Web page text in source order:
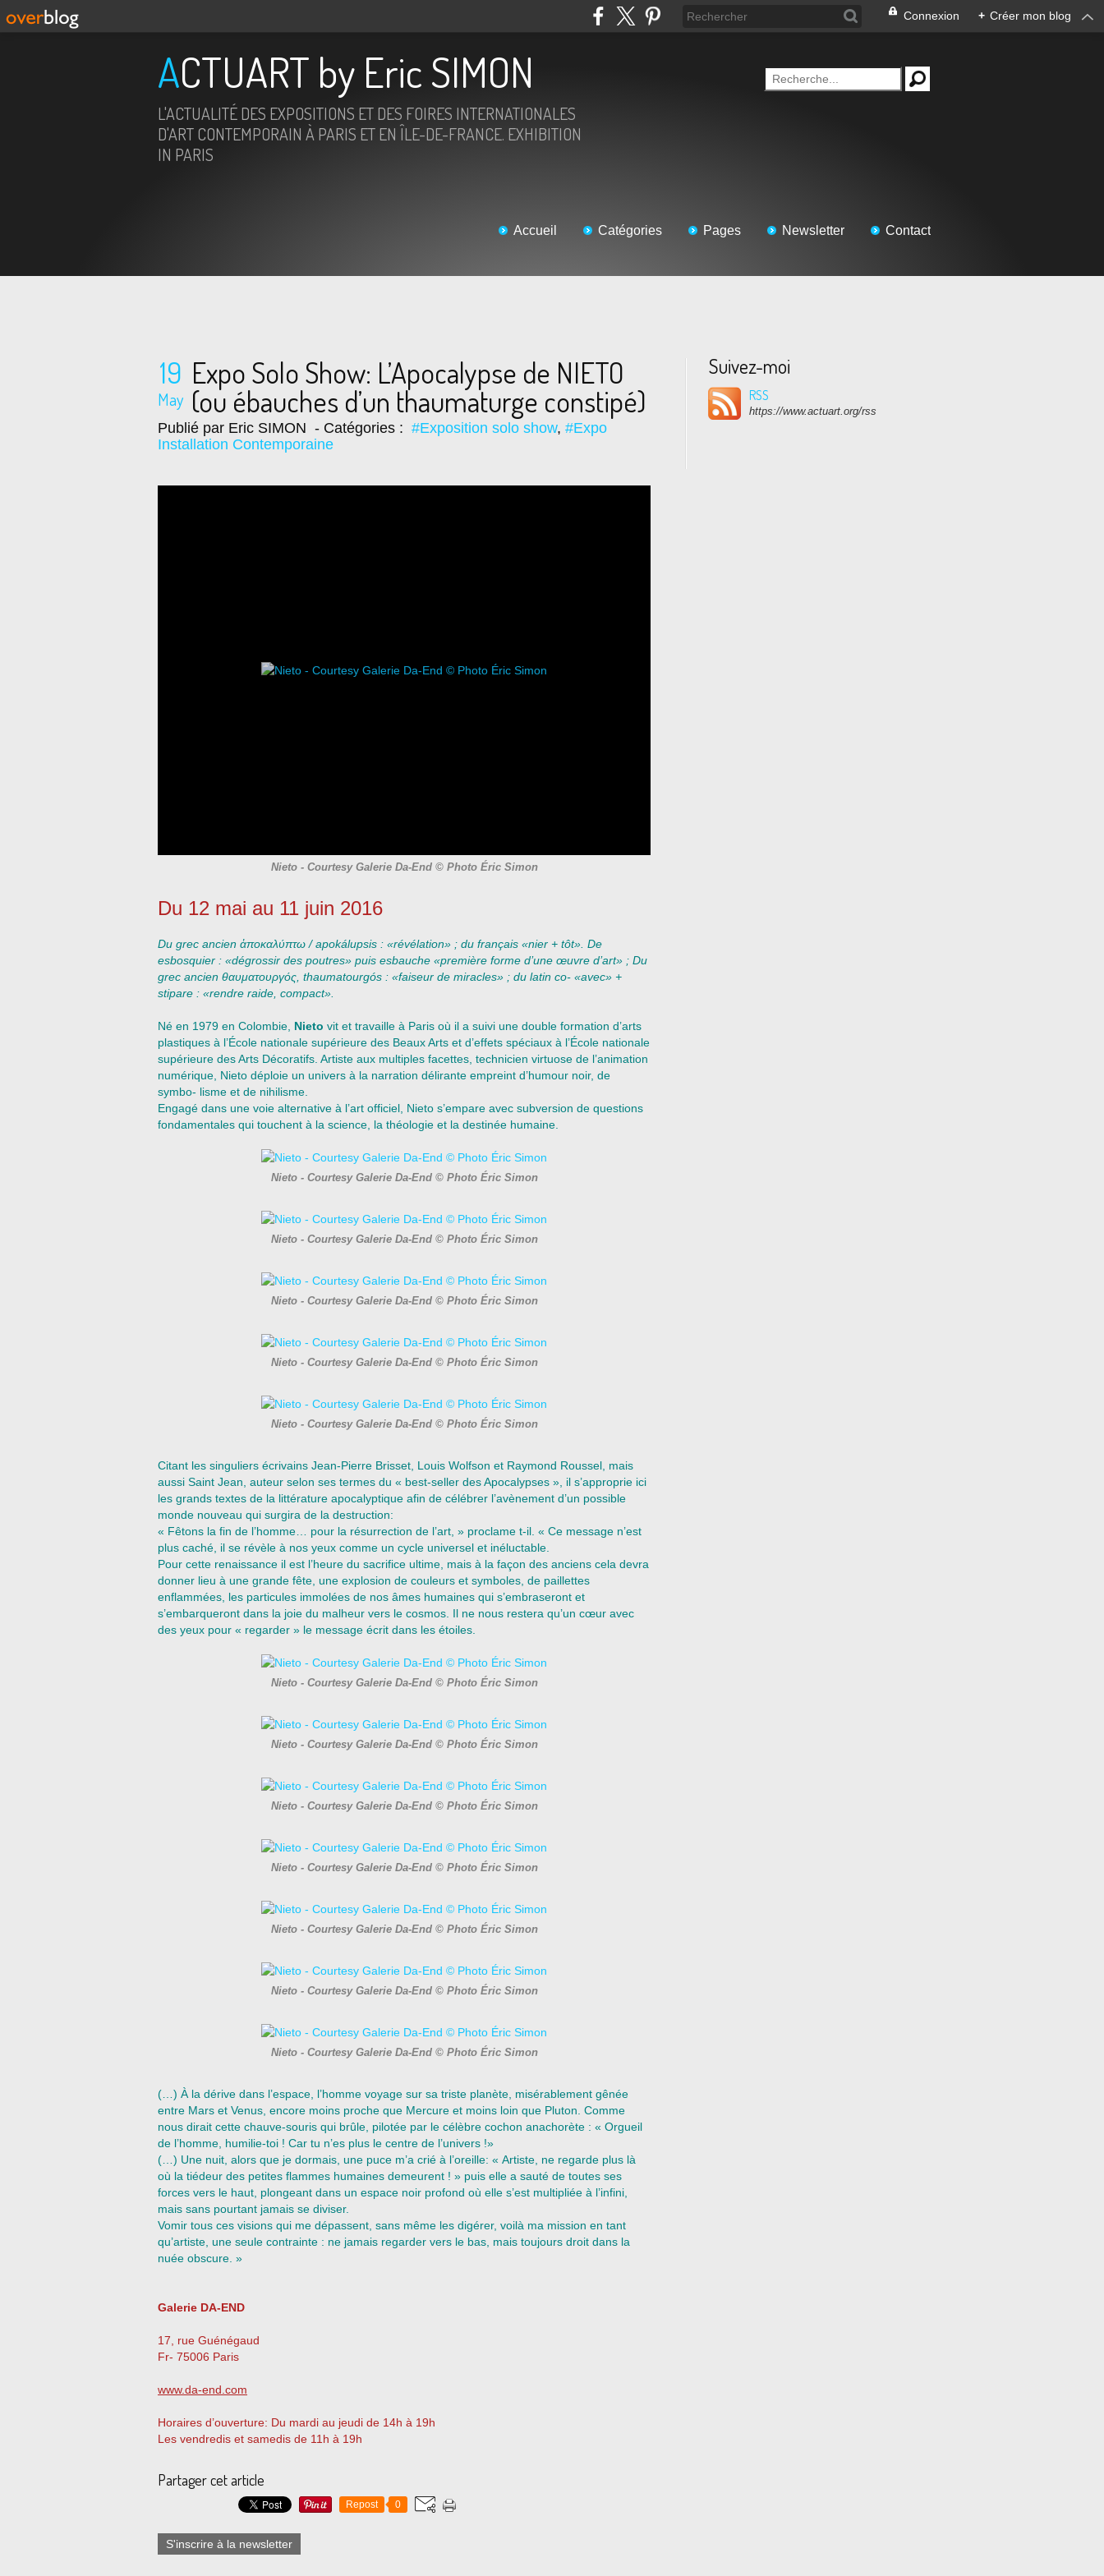
Connexion + Créer mon blog
ACTUART by Eric SIMON
L'ACTUALITÉ DES EXPOSITIONS ET DES FOIRES INTERNATIONALES
D'ART CONTEMPORAIN À PARIS ET EN ÎLE-DE-FRANCE. EXHIBITION
IN PARIS
Accueil Catégories Pages Newsletter Contact
19
May
Expo Solo Show: L’Apocalypse de NIETO
(ou ébauches d’un thaumaturge constipé)
Publié par Eric SIMON - Catégories : #Exposition solo show, #Expo
Installation Contemporaine
Nieto - Courtesy Galerie Da-End © Photo Éric Simon
Du 12 mai au 11 juin 2016
Du grec ancien ἀποκαλύπτω / apokálupsis : «révélation» ; du français «nier + tôt». De
esbosquier : «dégrossir des poutres» puis esbauche «première forme d’une œuvre d’art» ; Du
grec ancien θαυματουργός, thaumatourgós : «faiseur de miracles» ; du latin co- «avec» +
stipare : «rendre raide, compact».
Né en 1979 en Colombie, Nieto vit et travaille à Paris où il a suivi une double formation d’arts
plastiques à l’École nationale supérieure des Beaux Arts et d’effets spéciaux à l’École nationale
supérieure des Arts Décoratifs. Artiste aux multiples facettes, technicien virtuose de l’animation
numérique, Nieto déploie un univers à la narration délirante empreint d’humour noir, de
symbo- lisme et de nihilisme.
Engagé dans une voie alternative à l’art officiel, Nieto s’empare avec subversion de questions
fondamentales qui touchent à la science, la théologie et la destinée humaine.
Nieto - Courtesy Galerie Da-End © Photo Éric Simon
Nieto - Courtesy Galerie Da-End © Photo Éric Simon
Nieto - Courtesy Galerie Da-End © Photo Éric Simon
Nieto - Courtesy Galerie Da-End © Photo Éric Simon
Nieto - Courtesy Galerie Da-End © Photo Éric Simon
Citant les singuliers écrivains Jean-Pierre Brisset, Louis Wolfson et Raymond Roussel, mais
aussi Saint Jean, auteur selon ses termes du « best-seller des Apocalypses », il s’approprie ici
les grands textes de la littérature apocalyptique afin de célébrer l’avènement d’un possible
monde nouveau qui surgira de la destruction:
« Fêtons la fin de l’homme… pour la résurrection de l’art, » proclame t-il. « Ce message n’est
plus caché, il se révèle à nos yeux comme un cycle universel et inéluctable.
Pour cette renaissance il est l’heure du sacrifice ultime, mais à la façon des anciens cela devra
donner lieu à une grande fête, une explosion de couleurs et symboles, de paillettes
enflammées, les particules immolées de nos âmes humaines qui s’embraseront et
s’embarqueront dans la joie du malheur vers le cosmos. Il ne nous restera qu’un cœur avec
des yeux pour « regarder » le message écrit dans les étoiles.
Nieto - Courtesy Galerie Da-End © Photo Éric Simon
Nieto - Courtesy Galerie Da-End © Photo Éric Simon
Nieto - Courtesy Galerie Da-End © Photo Éric Simon
Nieto - Courtesy Galerie Da-End © Photo Éric Simon
Nieto - Courtesy Galerie Da-End © Photo Éric Simon
Nieto - Courtesy Galerie Da-End © Photo Éric Simon
Nieto - Courtesy Galerie Da-End © Photo Éric Simon
(…) À la dérive dans l’espace, l’homme voyage sur sa triste planète, misérablement gênée
entre Mars et Venus, encore moins proche que Mercure et moins loin que Pluton. Comme
nous dirait cette chauve-souris qui brûle, pilotée par le célèbre cochon anachorète : « Orgueil
de l’homme, humilie-toi ! Car tu n’es plus le centre de l’univers !»
(…) Une nuit, alors que je dormais, une puce m’a crié à l’oreille: « Artiste, ne regarde plus là
où la tiédeur des petites flammes humaines demeurent ! » puis elle a sauté de toutes ses
forces vers le haut, plongeant dans un espace noir profond où elle s’est multipliée à l’infini,
mais sans pourtant jamais se diviser.
Vomir tous ces visions qui me dépassent, sans même les digérer, voilà ma mission en tant
qu’artiste, une seule contrainte : ne jamais regarder vers le bas, mais toujours droit dans la
nuée obscure. »
Galerie DA-END
17, rue Guénégaud
Fr- 75006 Paris
www.da-end.com
Horaires d’ouverture: Du mardi au jeudi de 14h à 19h
Les vendredis et samedis de 11h à 19h
Partager cet article
Repost 0
S'inscrire à la newsletter
Suivez-moi
RSS
https://www.actuart.org/rss